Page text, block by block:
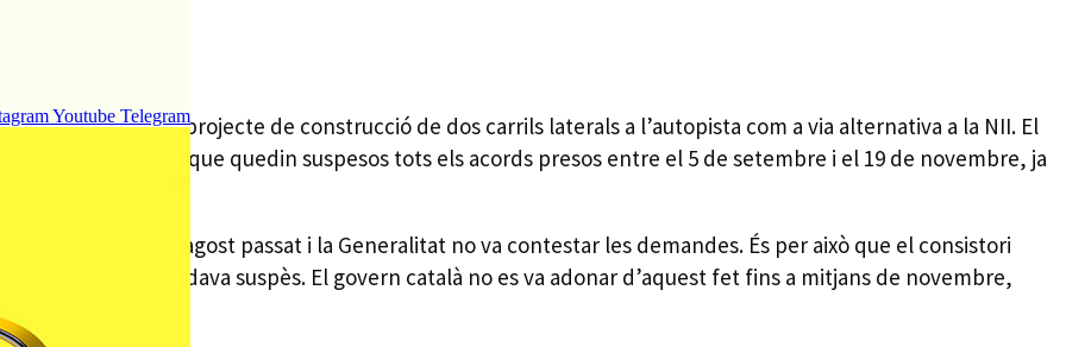
Youtube Telegram
en contra el projecte de construcció de dos carrils laterals a l’autopista com a via alternativa a la NII. El
per demanar que quedin suspesos tots els acords presos entre el 5 de setembre i el 19 de novembre, ja
Ronda el mes d’agost passat i la Generalitat no va contestar les demandes. És per això que el consistori
el projecte quedava suspès. El govern català no es va adonar d’aquest fet fins a mitjans de novembre,